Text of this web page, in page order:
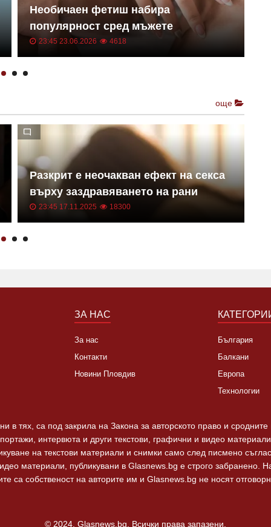
Необичаен фетиш набира
популярност сред мъжете
23:45 23.06.2026 4618
още
Разкрит е неочакван ефект на секса
върху заздравяването на рани
23:45 17.11.2025 18300
ЗА НАС
За нас
Контакти
Новини Пловдив
България
Балкани
Европа
Технологии
в тях, са под закрила на Закона за авторското право и
интервюта и други текстови, графични и видео
на текстови материали и снимки само след писмено
материали, публикувани в Glasnews.bg е строго забранено.
са собственост на авторите им и Glasnews.bg не носят
© 2024, Glasnews.bg, Всички права запазени.